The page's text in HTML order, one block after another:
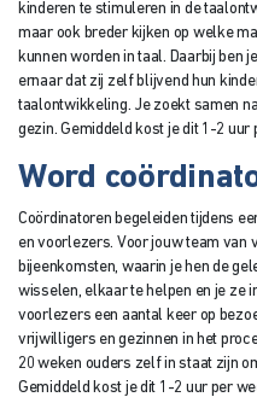
kinderen te stimuleren in de
maar ook breder kijken op welke
kunnen worden in taal. Daarbij ben
ernaar dat zij zelf blijvend hun
taalontwikkeling. Je zoekt samen
gezin. Gemiddeld kost je dit 1-2 uur
Word
Coördinatoren begeleiden tijdens
en voorlezers. Voor jouw team
bijeenkomsten, waarin je hen de
wisselen, elkaar te helpen en je ze
voorlezers een aantal keer op
vrijwilligers en gezinnen in het
20 weken ouders zelf in staat zijn
Gemiddeld kost je dit 1-2 uur per